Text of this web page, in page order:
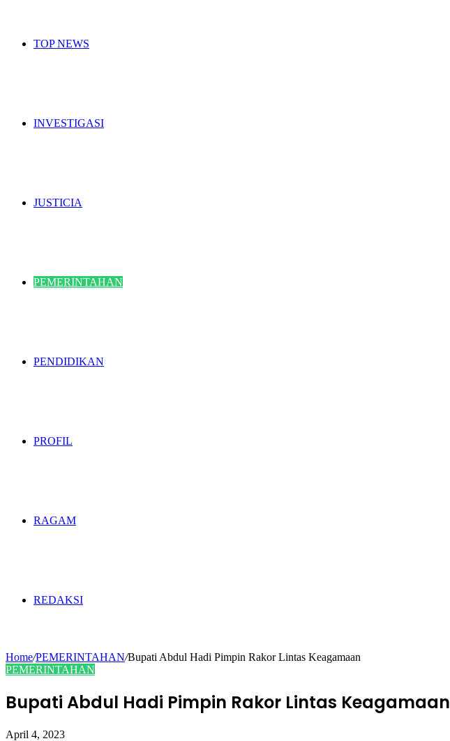
TOP NEWS
INVESTIGASI
JUSTICIA
PEMERINTAHAN
PENDIDIKAN
PROFIL
RAGAM
REDAKSI
Home/PEMERINTAHAN/Bupati Abdul Hadi Pimpin Rakor Lintas Keagamaan
PEMERINTAHAN
Bupati Abdul Hadi Pimpin Rakor Lintas Keagamaan
April 4, 2023